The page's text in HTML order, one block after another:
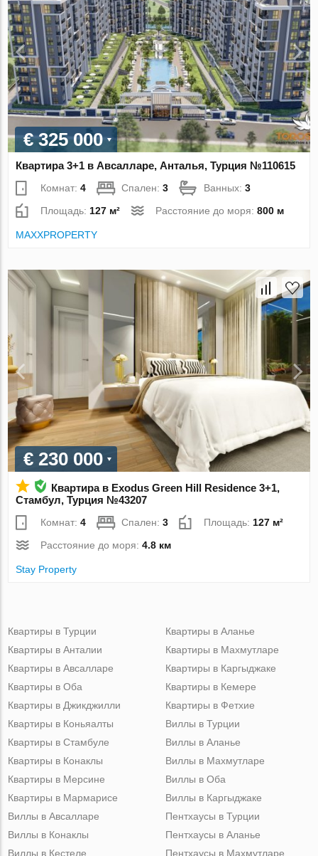
€ 325 000
Квартира 3+1 в Авсалларе, Анталья, Турция №110615
Комнат:4 Спален:3 Ванных:3
Площадь: 127 м² Расстояние до моря:800 м
MAXXPROPERTY
€ 230 000
Квартира в Exodus Green Hill Residence 3+1,
Стамбул, Турция №43207
Комнат:4 Спален:3 Площадь: 127 м²
Расстояние до моря:4.8 км
Stay Property
Квартиры в Турции
Квартиры в Анталии
Квартиры в Авсалларе
Квартиры в Оба
Квартиры в Джикджилли
Квартиры в Аланье
Квартиры в Махмутларе
Квартиры в Каргыджаке
Квартиры в Кемере
Квартиры в Фетхие
Квартиры в Коньяалты
Квартиры в Стамбуле
Квартиры в Конаклы
Квартиры в Мерсине
Квартиры в Мармарисе
Виллы в Турции
Виллы в Аланье
Виллы в Махмутларе
Виллы в Оба
Виллы в Каргыджаке
Виллы в Авсалларе
Виллы в Конаклы
Виллы в Кестеле
Пентхаусы в Турции
Пентхаусы в Аланье
Пентхаусы в Махмутларе